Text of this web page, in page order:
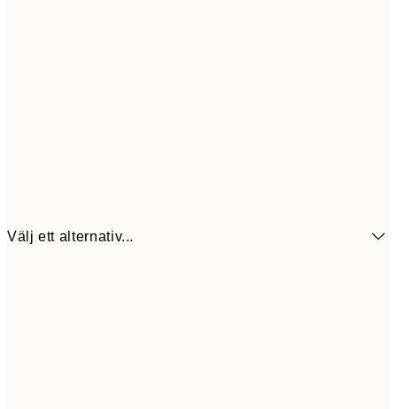
Välj ett alternativ...